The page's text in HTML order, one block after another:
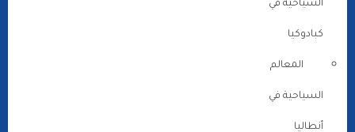
السياحية في
كبادوكيا
المعالم
السياحية في
أنطاليا